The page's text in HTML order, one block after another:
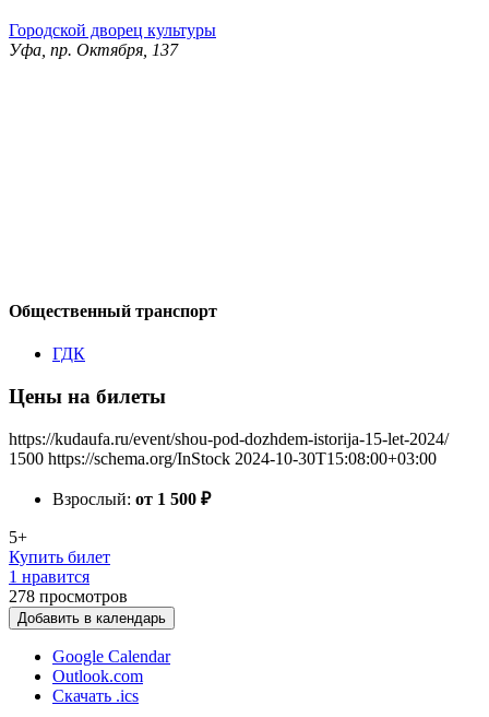
Городской дворец культуры
Уфа, пр. Октября, 137
Общественный транспорт
ГДК
Цены на билеты
https://kudaufa.ru/event/shou-pod-dozhdem-istorija-15-let-2024/
1500 https://schema.org/InStock 2024-10-30T15:08:00+03:00
Взрослый: от 1 500 ₽
5+
Купить билет
1 нравится
278 просмотров
Добавить в календарь
Google Calendar
Outlook.com
Скачать .ics